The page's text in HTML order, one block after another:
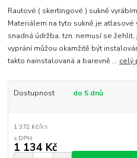
Rautové ( skertingové ) sukně
Materiálem na tyto sukně je
snadná údržba, tzn. nemusí se
vyprání můžou okamžitě být
takto nainstalovaná a barevně ... celý
Dostupnost do 5 dnů
1 372 Kč/ks
1 134 Kč